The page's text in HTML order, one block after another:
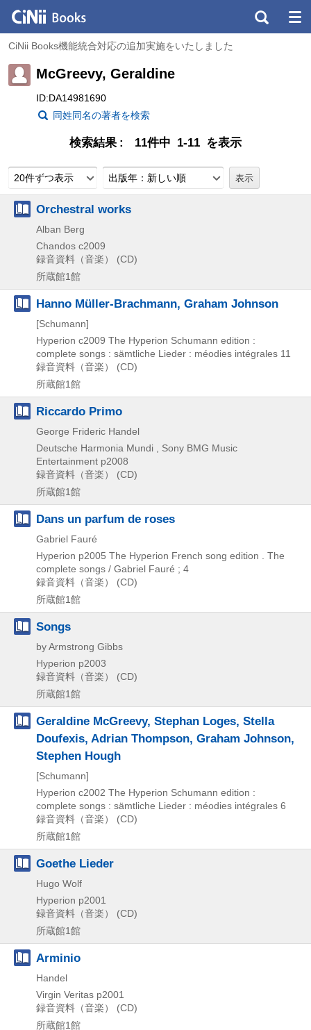
CiNii Books機能統合対応の追加実施をいたしました
McGreevy, Geraldine
ID:DA14981690
同姓同名の著者を検索
検索結果 11件中 1-11 を表示
20件ずつ表示 出版年：新しい順
Orchestral works
Alban Berg
Chandos c2009
録音資料（音楽） (CD)
所蔵館1館
Hanno Müller-Brachmann, Graham Johnson
[Schumann]
Hyperion c2009 The Hyperion Schumann edition :
complete songs : sämtliche Lieder : méodies intégrales 11
録音資料（音楽） (CD)
所蔵館1館
Riccardo Primo
George Frideric Handel
Deutsche Harmonia Mundi , Sony BMG Music
Entertainment p2008
録音資料（音楽） (CD)
所蔵館1館
Dans un parfum de roses
Gabriel Fauré
Hyperion p2005 The Hyperion French song edition . The
complete songs / Gabriel Fauré ; 4
録音資料（音楽） (CD)
所蔵館1館
Songs
by Armstrong Gibbs
Hyperion p2003
録音資料（音楽） (CD)
所蔵館1館
Geraldine McGreevy, Stephan Loges, Stella
Doufexis, Adrian Thompson, Graham Johnson,
Stephen Hough
[Schumann]
Hyperion c2002 The Hyperion Schumann edition :
complete songs : sämtliche Lieder : méodies intégrales 6
録音資料（音楽） (CD)
所蔵館1館
Goethe Lieder
Hugo Wolf
Hyperion p2001
録音資料（音楽） (CD)
所蔵館1館
Arminio
Handel
Virgin Veritas p2001
録音資料（音楽） (CD)
所蔵館1館